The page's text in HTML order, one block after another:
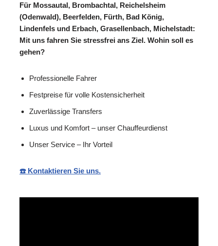
Für Mossautal, Brombachtal, Reichelsheim
(Odenwald), Beerfelden, Fürth, Bad König,
Lindenfels und Erbach, Grasellenbach, Michelstadt:
Mit uns fahren Sie stressfrei ans Ziel. Wohin soll es
gehen?
Professionelle Fahrer
Festpreise für volle Kostensicherheit
Zuverlässige Transfers
Luxus und Komfort – unser Chauffeurdienst
Unser Service – Ihr Vorteil
☎️ Kontaktieren Sie uns.